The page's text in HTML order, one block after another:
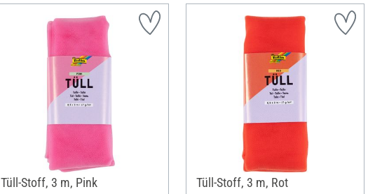
Tüll-Stoff, 3 m, Pink Tüll-Stoff, 3 m, Rot